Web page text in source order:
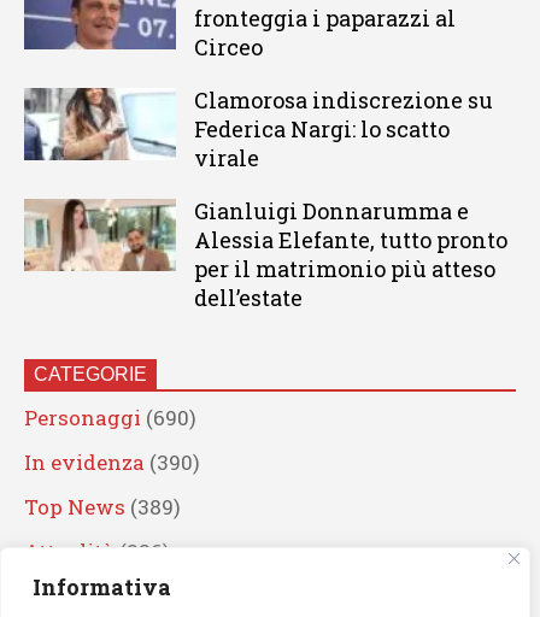
Informativa
fronteggia i paparazzi al
Circeo
Clamorosa indiscrezione su
Federica Nargi: lo scatto
virale
Gianluigi Donnarumma e
Alessia Elefante, tutto pronto
per il matrimonio più atteso
dell’estate
CATEGORIE
Personaggi (690)
In evidenza (390)
Top News (389)
Attualità (336)
Eventi(330)